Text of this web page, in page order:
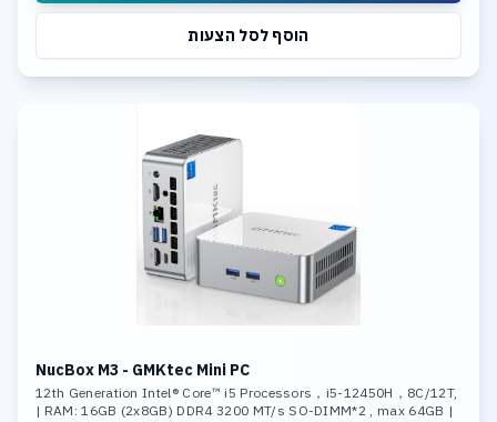
הוסף לסל הצעות
NucBox M3 - GMKtec Mini PC
12th Generation Intel® Core™ i5 Processors，i5-12450H，8C/12T,
| RAM: 16GB (2x8GB) DDR4 3200 MT/s SO-DIMM*2 , max 64GB |